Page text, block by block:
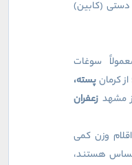
بار دستی (کابین)
سوغات
کرمانپسته،
مشهد زعفران
وزن کمی
حساس هستند،